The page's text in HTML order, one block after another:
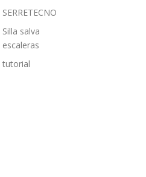
SERRETECNO
Silla salva
escaleras
tutorial